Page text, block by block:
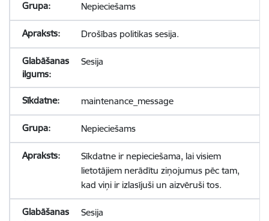
Nepieciešams
Drošības politikas sesija.
Sesija
maintenance_message
Nepieciešams
Sīkdatne ir nepieciešama, lai visiem
lietotājiem nerādītu ziņojumus pēc tam,
kad viņi ir izlasījuši un aizvēruši tos.
Sesija